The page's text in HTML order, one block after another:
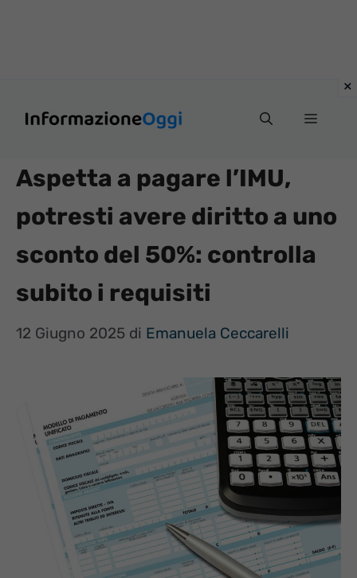
Menu
Aspetta a pagare l’IMU,
potresti avere diritto a uno
sconto del 50%: controlla
subito i requisiti
12 Giugno 2025 di Emanuela Ceccarelli